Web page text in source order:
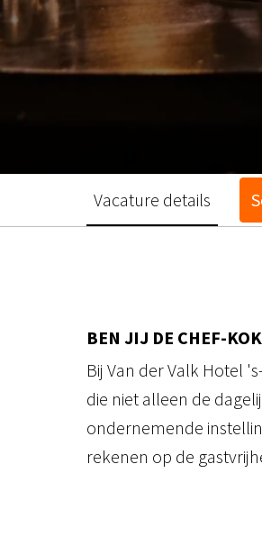
Vacature details
BEN JIJ DE CHEF-
Bij Van der Valk Hotel
die niet alleen de
ondernemende
rekenen op de